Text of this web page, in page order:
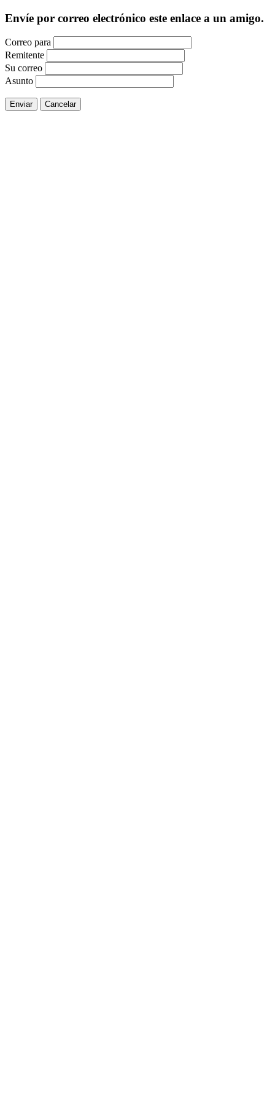
Envíe por correo electrónico este enlace a un amigo.
Correo para
Remitente
Su correo
Asunto